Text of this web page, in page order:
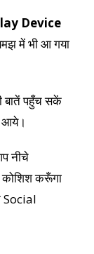
Device
में भी आ गया
बातें पहुँच सकें
आये।
नीचे
करूँगा
Social